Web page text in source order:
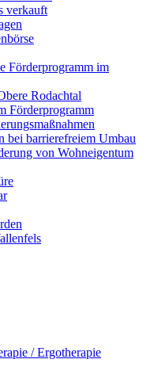
verkauft
Förderprogramm im
Rodachtal
Förderprogramm
bei barrierefreiem Umbau
von Wohneigentum
/ Ergotherapie